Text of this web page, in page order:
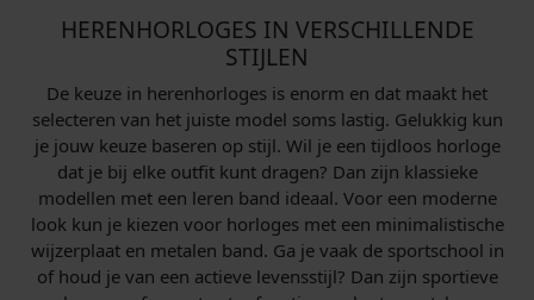
HERENHORLOGES IN VERSCHILLENDE
STIJLEN
De keuze in herenhorloges is enorm en dat maakt het
selecteren van het juiste model soms lastig. Gelukkig kun
je jouw keuze baseren op stijl. Wil je een tijdloos horloge
dat je bij elke outfit kunt dragen? Dan zijn klassieke
modellen met een leren band ideaal. Voor een moderne
look kun je kiezen voor horloges met een minimalistische
wijzerplaat en metalen band. Ga je vaak de sportschool in
of houd je van een actieve levensstijl? Dan zijn sportieve